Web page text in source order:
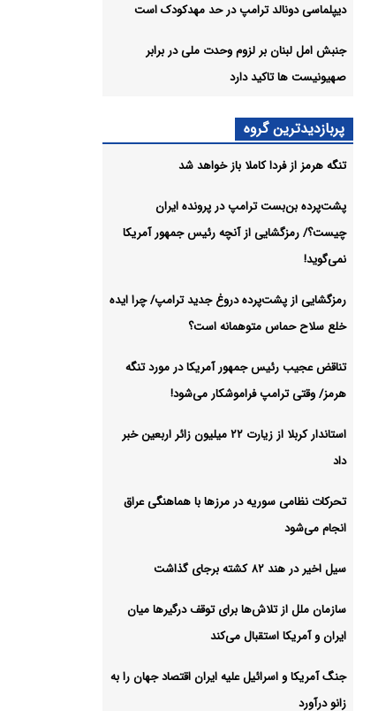
دیپلماسی دونالد ترامپ در حد مهدکودک است
جنبش امل لبنان بر لزوم وحدت ملی در برابر
صهیونیست ها تاکید دارد
پربازدیدترین گروه
تنگه هرمز از فردا کاملا باز خواهد شد
پشت‌پرده بن‌بست ترامپ در پرونده ایران
چیست؟/ رمزگشایی از آنچه رئیس جمهور آمریکا
نمی‌گوید!
رمزگشایی از پشت‌پرده دروغ جدید ترامپ/ چرا ایده
خلع سلاح حماس متوهمانه است؟
تناقض عجیب رئیس جمهور آمریکا در مورد تنگه
هرمز/ وقتی ترامپ فراموشکار می‌شود!
استاندار کربلا از زیارت ۲۲ میلیون زائر اربعین خبر
داد
تحرکات نظامی سوریه در مرزها با هماهنگی عراق
انجام می‌شود
سیل اخیر در هند ۸۲ کشته برجای گذاشت
سازمان ملل از تلاش‌ها برای توقف درگیرها میان
ایران و آمریکا استقبال می‌کند
جنگ آمریکا و اسرائیل علیه ایران اقتصاد جهان را به
زانو درآورد